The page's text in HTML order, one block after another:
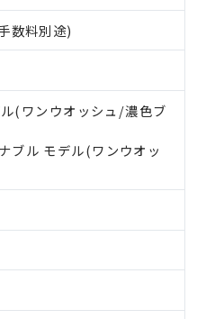
数料別途)
(ワンウオッシュ/濃色ブ
ブル モデル(ワンウオッ